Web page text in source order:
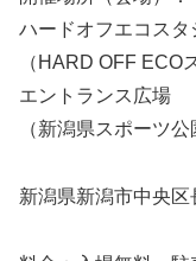
ハードオフエコスタ
（HARD OFF ECO
エントランス広場
（新潟県スポーツ
新潟県新潟市中央